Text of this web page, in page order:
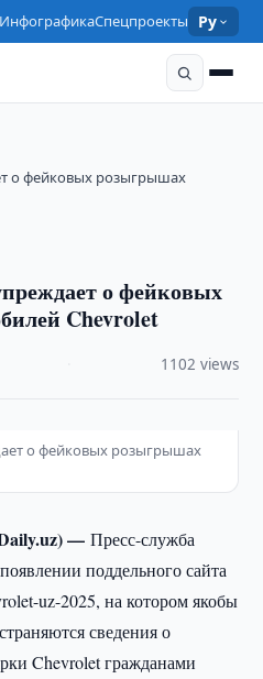
ИнфографикаСпецпроекты Ру
о фейковых розыгрышах
о фейковых
Chevrolet
1102 views
о фейковых розыгрышах
—Пресс-служба
поддельного сайта
uz-2025, на котором якобы
сведения о
Chevrolet гражданами